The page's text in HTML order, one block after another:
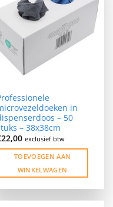
optie
kan
worden
in
– 50
– 38x38cm
22,00 exclusief btw
TOEVOEGEN AAN
WINKELWAGEN